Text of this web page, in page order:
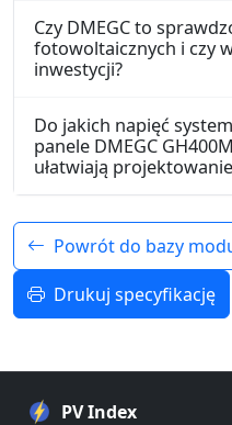
Czy DMEGC to
fotowoltaicznych i czy
inwestycji?
Do jakich napięć
panele DMEGC
ułatwiają
Powrót do bazy
Drukuj specyfikację
PV Index